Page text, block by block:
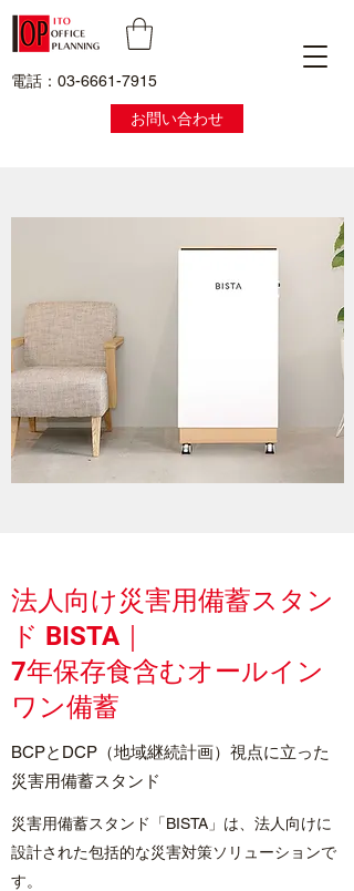
電話：03-6661-7915
お問い合わせ
法人向け災害用備蓄スタン
ド BISTA｜
7年保存食含むオールイン
ワン備蓄
BCPとDCP（地域継続計画）視点に立った
災害用備蓄スタンド
災害用備蓄スタンド「BISTA」は、法人向けに
設計された包括的な災害対策ソリューションで
す。